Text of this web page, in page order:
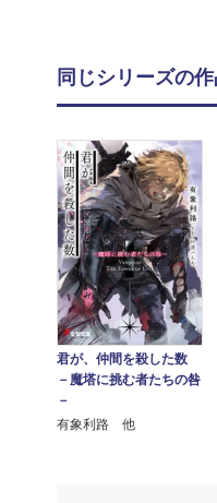
同じシリーズの
君が、仲間を殺した数
－魔塔に挑む者たちの咎
－
有象利路 他